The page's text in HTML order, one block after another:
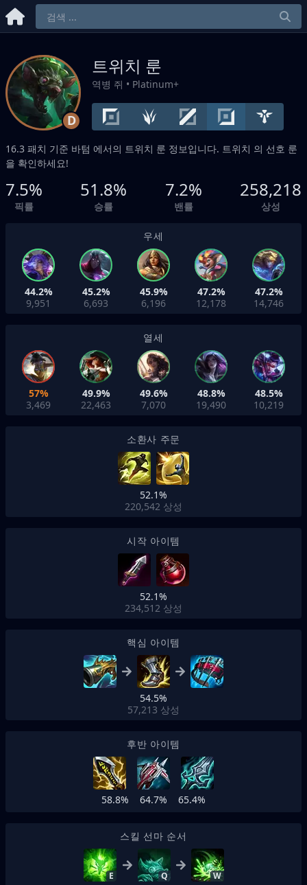
D
트위치 룬
역병 쥐 • Platinum+
16.3 패치 기준 바텀 에서의 트위치 룬 정보입니다. 트위치 의 선호 룬
을 확인하세요!
7.5%
픽률
51.8%
승률
7.2%
밴률
258,218
상성
우세
44.2%
9,951
45.2%
6,693
45.9%
6,196
47.2%
12,178
47.2%
14,746
열세
57%
3,469
49.9%
22,463
49.6%
7,070
48.8%
19,490
48.5%
10,219
소환사 주문
52.1%
220,542 상성
시작 아이템
52.1%
234,512 상성
핵심 아이템
54.5%
57,213 상성
후반 아이템
58.8% 64.7% 65.4%
스킬 선마 순서
E Q W